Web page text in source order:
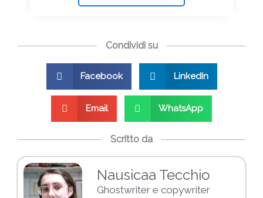
Condividi su
Facebook LinkedIn
Email WhatsApp
Scritto da
Nausicaa Tecchio
Ghostwriter e copywriter